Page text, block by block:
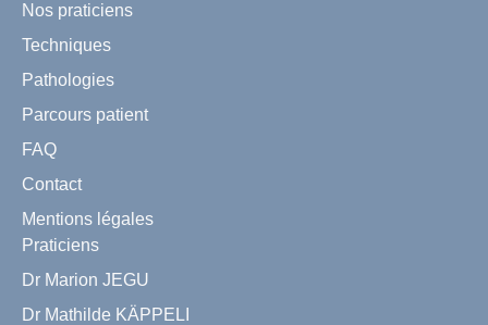
Nos praticiens
Techniques
Pathologies
Parcours patient
FAQ
Contact
Mentions légales
Praticiens
Dr Marion JEGU
Dr Mathilde KÄPPELI